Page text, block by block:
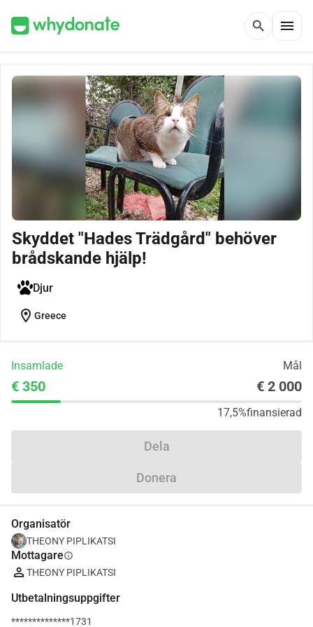
search menu
Skyddet "Hades Trädgård" behöver
brådskande hjälp!
Djur
location_on Greece
Insamlade Mål
€ 350 € 2 000
17,5%finansierad
Dela
Donera
Organisatör
THEONY PIPLIKATSI
Mottagareinfo
THEONY PIPLIKATSI
Utbetalningsuppgifter
**************1731